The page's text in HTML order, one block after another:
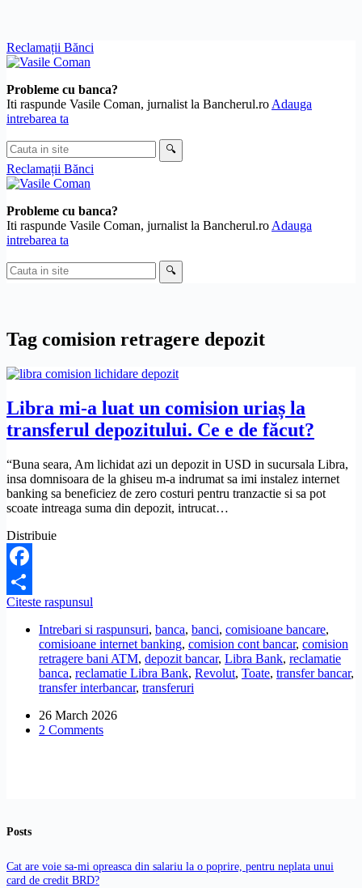
Skip
to
Reclamații Bănci
Probleme cu banca?
Iti raspunde Vasile Coman, jurnalist la Bancherul.ro Adauga
intrebarea ta
Cauta
in
site
🔍
Reclamații Bănci
Probleme cu banca?
Iti raspunde Vasile Coman, jurnalist la Bancherul.ro Adauga
intrebarea ta
Cauta
in
🔍
Tag comision retragere depozit
Libra mi-a luat un comision uriaș la
transferul depozitului. Ce e de făcut?
“Buna seara, Am lichidat azi un depozit in USD in sucursala Libra,
insa domnisoara de la ghiseu m-a indrumat sa imi instalez internet
banking sa beneficiez de zero costuri pentru tranzactie si sa pot
scoate intreaga suma din depozit, intrucat…
Distribuie
Facebook
Share
Citeste raspunsul
a
luat
un
comision
uriaș
transferul
depozitului.
Intrebari si raspunsuri, banca, banci, comisioane bancare,
comisioane internet banking, comision cont bancar, comision
retragere bani ATM, depozit bancar, Libra Bank, reclamatie
banca, reclamatie Libra Bank, Revolut, Toate, transfer bancar,
transfer interbancar, transferuri
26 March 2026
2 Comments
Posts
Cat are voie sa-mi opreasca din salariu la o poprire, pentru neplata unui
card de credit BRD?